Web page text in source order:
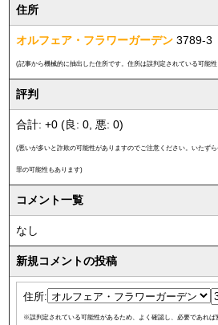
住所
オルフェア・フラワーガーデン 3789-3
(記事から機械的に抽出した住所です。住所は誤判定されている可能
評判
合計: +0 (良: 0, 悪: 0)
(悪いが多いと詐欺の可能性がありますのでご注意ください。いたず
罪の可能性もあります)
コメント一覧
なし
新規コメントの投稿
住所:
※誤判定されている可能性があるため、よく確認し、必要であれば